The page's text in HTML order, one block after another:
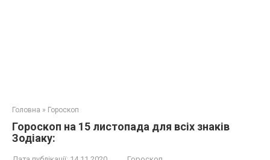
Головна » Гороскоп
Гороскоп на 15 листопада для всіх знаків
Зодіаку: